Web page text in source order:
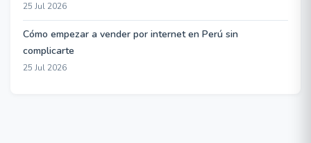
25 Jul 2026
Cómo empezar a vender por internet en Perú sin
complicarte
25 Jul 2026